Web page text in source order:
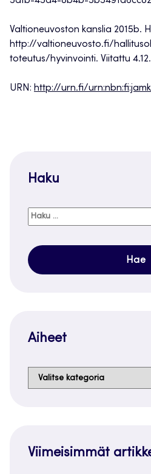
Valtioneuvoston kanslia 2015b.
http://valtioneuvosto.fi/
toteutus/hyvinvointi. Viitattu
URN: http://urn.fi/
Haku
Haku:
Aiheet
Aiheet
Viimeisimmät